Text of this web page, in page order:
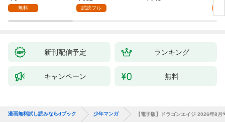
無料 試読フル
る
新刊配信予定 ランキング
キャンペーン 無料
漫画無料試し読みならdブック 少年マンガ 【電子版】ドラゴンエイジ 2026年8月